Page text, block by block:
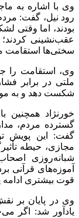
وی با اشاره به
رود نیل، گفت:
بودند، اما وقتی
عقب‌نشینی
سختی‌ها استقامت
وی، استقامت را
ملتی در برابر
شکست دهد و به
خورنژاد همچنین
گسترده مردم،
گفت: این پویش
مجازی، حیطه
شبانه‌روزی
آموزه‌های قرآنی
قوت بیشتری ادامه
وی در پایان بر
یادآور شد: اگر